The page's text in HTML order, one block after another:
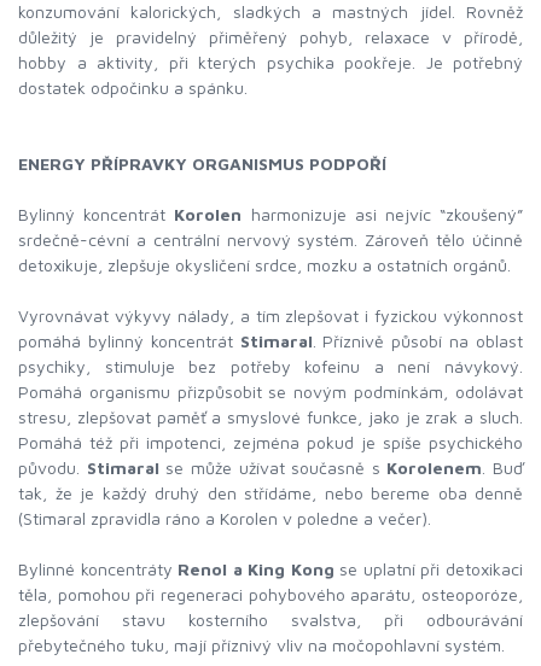
konzumování kalorických, sladkých a mastných jídel. Rovněž
důležitý je pravidelný přiměřený pohyb, relaxace v přírodě,
hobby a aktivity, při kterých psychika pookřeje. Je potřebný
dostatek odpočinku a spánku.
ENERGY PŘÍPRAVKY ORGANISMUS PODPOŘÍ
Bylinný koncentrát Korolen harmonizuje asi nejvíc “zkoušený”
srdečně-cévní a centrální nervový systém. Zároveň tělo účinně
detoxikuje, zlepšuje okysličení srdce, mozku a ostatních orgánů.
Vyrovnávat výkyvy nálady, a tím zlepšovat i fyzickou výkonnost
pomáhá bylinný koncentrát Stimaral . Příznivě působí na oblast
psychiky, stimuluje bez potřeby kofeinu a není návykový.
Pomáhá organismu přizpůsobit se novým podmínkám, odolávat
stresu, zlepšovat paměť a smyslové funkce, jako je zrak a sluch.
Pomáhá též při impotenci, zejména pokud je spíše psychického
původu. Stimaral se může užívat současně s Korolenem . Buď
tak, že je každý druhý den střídáme, nebo bereme oba denně
(Stimaral zpravidla ráno a Korolen v poledne a večer).
Bylinné koncentráty Renol a King Kong se uplatní při detoxikaci
těla, pomohou při regeneraci pohybového aparátu, osteoporóze,
zlepšování stavu kosterního svalstva, při odbourávání
přebytečného tuku, mají příznivý vliv na močopohlavní systém.